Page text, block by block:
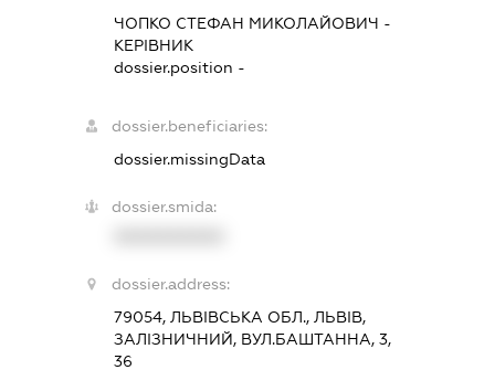
ЧОПКО СТЕФАН МИКОЛАЙОВИЧ -
КЕРІВНИК
dossier.position -
dossier.beneficiaries:
dossier.missingData
dossier.smida:
dossier.address:
79054, ЛЬВІВСЬКА ОБЛ., ЛЬВІВ,
ЗАЛІЗНИЧНИЙ, ВУЛ.БАШТАННА, 3,
36